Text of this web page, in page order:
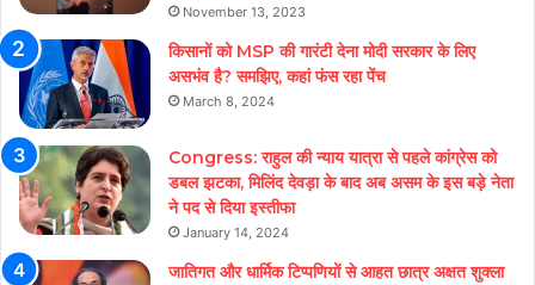
November 13, 2023
किसानों को MSP की गारंटी देना मोदी सरकार के लिए
असभंव है? समझिए, कहां फंस रहा पेंच
March 8, 2024
Congress: राहुल की न्याय यात्रा से पहले कांग्रेस को
डबल झटका, मिलिंद देवड़ा के बाद अब असम के इस बड़े नेता
ने पद से दिया इस्तीफा
January 14, 2024
जातिगत और धार्मिक टिप्पणियों से आहत छात्र अक्षत शुक्ला